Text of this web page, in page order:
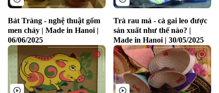
Liên hệ đường dây nóng (bấm để gọi)
Tòa soạn
0865.116.699 (hotline)
Tòa soạn
0865.116.699
Bát Tràng - nghệ thuật gốm
men chảy | Made in Hanoi |
06/06/2025
Trà rau má - cà gai leo được
sản xuất như thế nào? |
Made in Hanoi | 30/05/2025